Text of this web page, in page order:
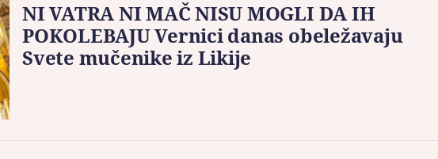
NI VATRA NI MAČ NISU MOGLI DA IH
POKOLEBAJU Vernici danas obeležavaju
Svete mučenike iz Likije